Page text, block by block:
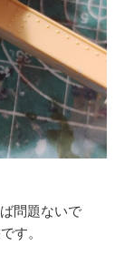
問題ないで
す。